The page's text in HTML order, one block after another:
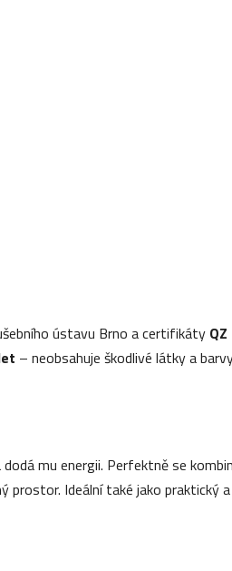
ústavu Brno a certifikáty
– neobsahuje škodlivé látky a
mu energii. Perfektně se
prostor. Ideální také jako praktický